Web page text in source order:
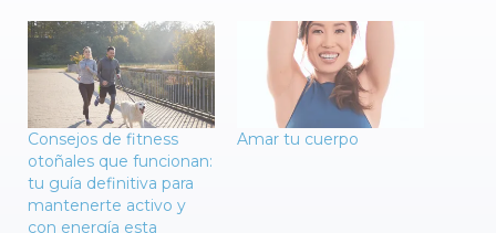
Consejos de fitness
otoñales que funcionan:
tu guía definitiva para
mantenerte activo y
con energía esta
Amar tu cuerpo